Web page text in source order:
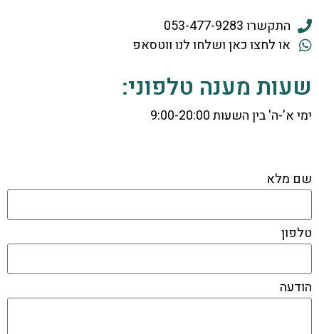
התקשרו 053-477-9283
או לחצו כאן ושלחו לנו ווטסאפ
שעות מענה טלפוני:
ימי א'-ה' בין השעות 9:00-20:00
שם מלא
טלפון
הודעה